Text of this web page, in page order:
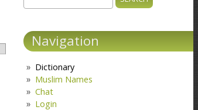
Search form
Navigation
Dictionary
Muslim Names
Chat
Login